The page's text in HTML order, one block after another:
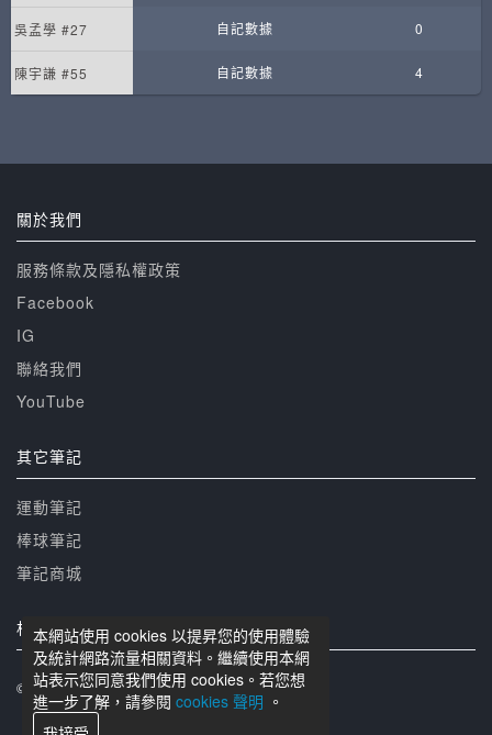
吳孟學 #27 自記數據 0
陳宇謙 #55 自記數據 4
本網站使用 cookies 以提昇您的使用體驗
及統計網路流量相關資料。繼續使用本網
站表示您同意我們使用 cookies。若您想
進一步了解，請參閱 cookies 聲明 。
關於我們
服務條款及隱私權政策
Facebook
IG
聯絡我們
YouTube
其它筆記
運動筆記
棒球筆記
筆記商城
相關網站
© 籃球筆記 版權所有